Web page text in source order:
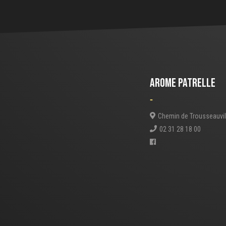
AROME PATRELLE
-
Chemin de
02 31 28 18 00